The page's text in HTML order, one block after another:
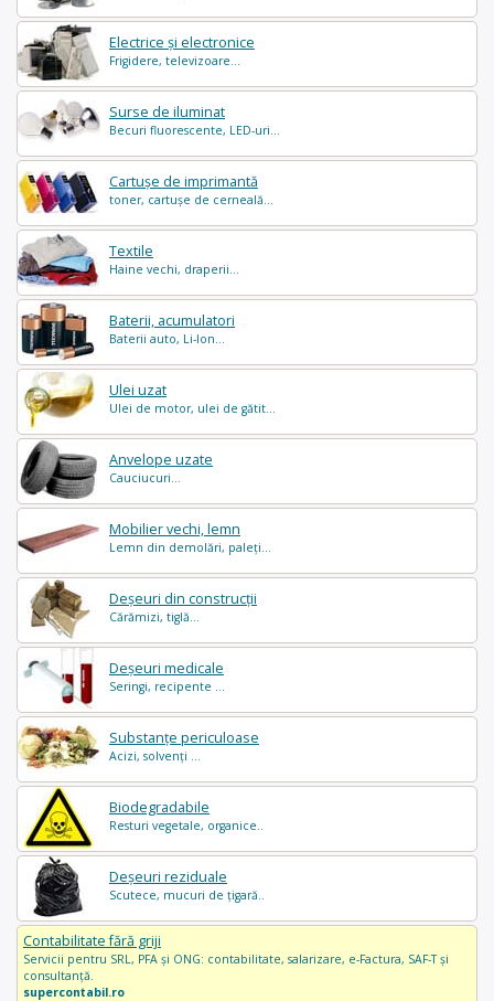
Electrice și electronice
Frigidere, televizoare...
Surse de iluminat
Becuri fluorescente, LED-uri...
Cartușe de imprimantă
toner, cartușe de cerneală...
Textile
Haine vechi, draperii...
Baterii, acumulatori
Baterii auto, Li-Ion...
Ulei uzat
Ulei de motor, ulei de gătit...
Anvelope uzate
Cauciucuri...
Mobilier vechi, lemn
Lemn din demolări, paleți...
Deșeuri din construcții
Cărămizi, tiglă...
Deșeuri medicale
Seringi, recipente ...
Substanțe periculoase
Acizi, solvenți ...
Biodegradabile
Resturi vegetale, organice..
Deșeuri reziduale
Scutece, mucuri de țigară..
Contabilitate fără griji
Servicii pentru SRL, PFA și ONG: contabilitate, salarizare, e-Factura, SAF-T și
consultanță.
supercontabil.ro